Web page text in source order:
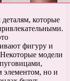
которые
фигуру и
модели
элементом, но и